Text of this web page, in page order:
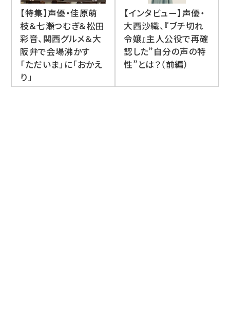
【特集】声優・佳原萌
枝＆七瀬つむぎ＆松田
彩音、関西グルメ＆大
阪弁で会場沸かす
「ただいま」に「おかえ
り」
【インタビュー】声優・
大西沙織、『ブチ切れ
令嬢』主人公役で再確
認した”自分の声の特
性”とは？（前編）